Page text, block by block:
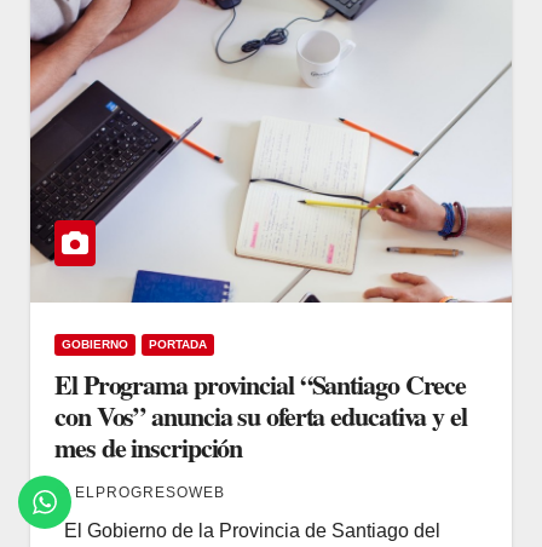
GOBIERNO PORTADA
El Programa provincial “Santiago Crece
con Vos” anuncia su oferta educativa y el
mes de inscripción
ELPROGRESOWEB
El Gobierno de la Provincia de Santiago del